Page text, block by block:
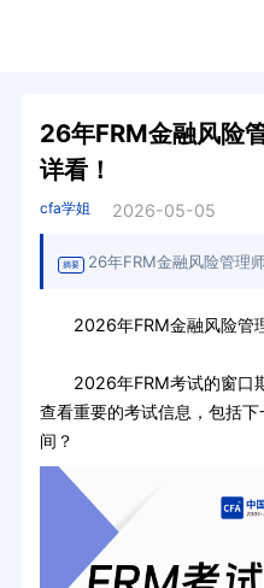
26年FRM金融风险
详看！
cfa学姐 2026-05-05
摘要 26年FRM金融风险管理
2026年FRM金融风险管理
2026年FRM考试的窗口期
查看重要的考试信息，包括
间？